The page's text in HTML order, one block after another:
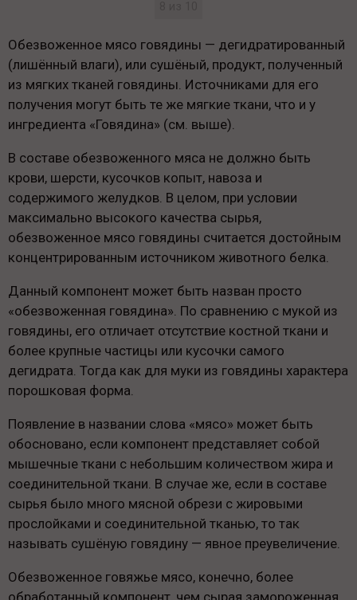
Обезвоженное мясо говядины — дегидратированный
(лишённый влаги), или сушёный, продукт, полученный
из мягких тканей говядины. Источниками для его
получения могут быть те же мягкие ткани, что и у
ингредиента «Говядина» (см. выше).
В составе обезвоженного мяса не должно быть
крови, шерсти, кусочков копыт, навоза и
содержимого желудков. В целом, при условии
максимально высокого качества сырья,
обезвоженное мясо говядины считается достойным
концентрированным источником животного белка.
Данный компонент может быть назван просто
«обезвоженная говядина». По сравнению с мукой из
говядины, его отличает отсутствие костной ткани и
более крупные частицы или кусочки самого
дегидрата. Тогда как для муки из говядины характера
порошковая форма.
Появление в названии слова «мясо» может быть
обосновано, если компонент представляет собой
мышечные ткани с небольшим количеством жира и
соединительной ткани. В случае же, если в составе
сырья было много мясной обрези с жировыми
прослойками и соединительной тканью, то так
называть сушёную говядину — явное преувеличение.
Обезвоженное говяжье мясо, конечно, более
обработанный компонент, чем сырая замороженная